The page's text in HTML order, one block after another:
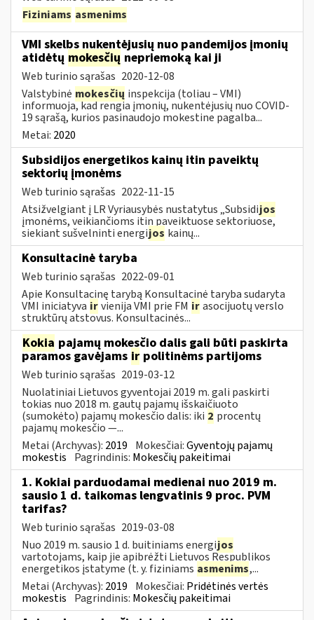
Fiziniams asmenims
VMI skelbs nukentėjusių nuo pandemijos įmonių
atidėtų mokesčių nepriemoką kai ji
Web turinio sąrašas 2020-12-08
Valstybinė mokesčių inspekcija (toliau – VMI)
informuoja, kad rengia įmonių, nukentėjusių nuo COVID-
19 sąrašą, kurios pasinaudojo mokestine pagalba...
Metai: 2020
Subsidijos energetikos kainų itin paveiktų
sektorių įmonėms
Web turinio sąrašas 2022-11-15
Atsižvelgiant į LR Vyriausybės nustatytus „Subsidijos
įmonėms, veikiančioms itin paveiktuose sektoriuose,
siekiant sušvelninti energijos kainų...
Konsultacinė taryba
Web turinio sąrašas 2022-09-01
Apie Konsultacinę tarybą Konsultacinė taryba sudaryta
VMI iniciatyva irvienija VMI prie FM irasocijuotų verslo
struktūrų atstovus. Konsultacinės...
Kokia pajamų mokesčio dalis gali būti paskirta
paramos gavėjams ir politinėms partijoms
Web turinio sąrašas 2019-03-12
Nuolatiniai Lietuvos gyventojai 2019 m. gali paskirti
tokias nuo 2018 m. gautų pajamų išskaičiuoto
(sumokėto) pajamų mokesčio dalis: iki 2 procentų
pajamų mokesčio —...
Metai (Archyvas): 2019 Mokesčiai:Gyventojų pajamų
mokestis Pagrindinis: Mokesčių pakeitimai
1. Kokiai parduodamai medienai nuo 2019 m.
sausio 1 d. taikomas lengvatinis 9 proc. PVM
tarifas?
Web turinio sąrašas 2019-03-08
Nuo 2019 m. sausio 1 d. buitiniams energijos
vartotojams, kaip jie apibrėžti Lietuvos Respublikos
energetikos įstatyme (t. y. fiziniams asmenims,...
Metai (Archyvas): 2019 Mokesčiai: Pridėtinės vertės
mokestis Pagrindinis: Mokesčių pakeitimai